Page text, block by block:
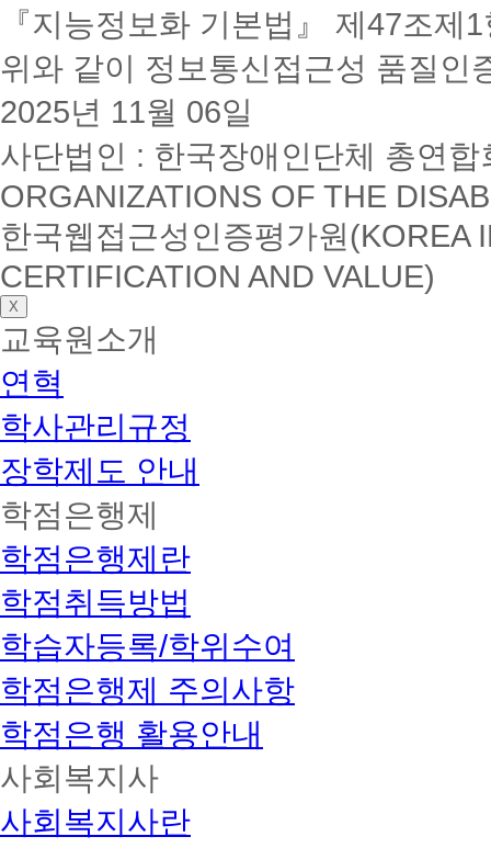
『지능정보화 기본법』 제47조
위와 같이 정보통신접근성 품질인
2025년 11월 06일
사단법인 : 한국장애인단체 총연
ORGANIZATIONS OF THE
한국웹접근성인증평가원(KOREA
CERTIFICATION AND VALUE)
X
교육원소개
연혁
학사관리규정
장학제도 안내
학점은행제
학점은행제란
학점취득방법
학습자등록/학위수여
학점은행제 주의사항
학점은행 활용안내
사회복지사
사회복지사란